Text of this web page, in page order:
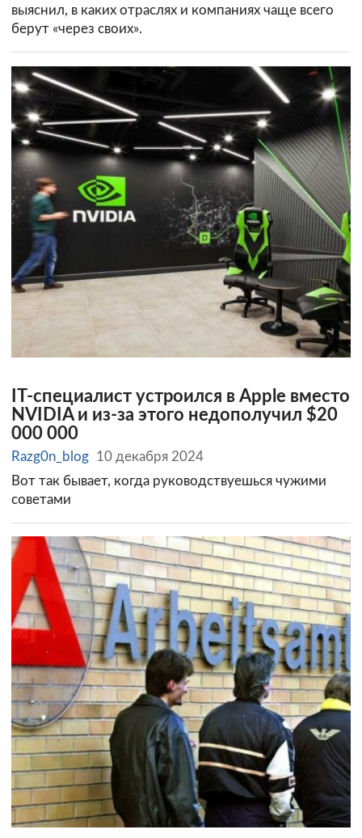
выяснил, в каких отраслях и компаниях чаще всего
берут «через своих».
IT-специалист устроился в Apple вместо
NVIDIA и из-за этого недополучил $20
000 000
Razg0n_blog 10 декабря 2024
Вот так бывает, когда руководствуешься чужими
советами